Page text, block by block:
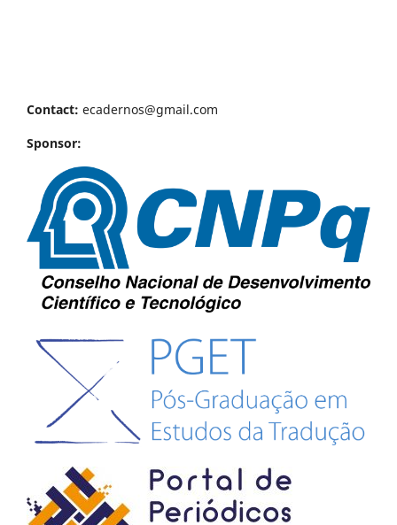
Contact: ecadernos@gmail.com
Sponsor: